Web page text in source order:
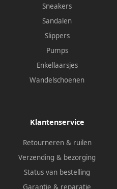
Sneakers
Sandalen
Slippers
Pumps
Enkellaarsjes
Wandelschoenen
Klantenservice
Retourneren & ruilen
Verzending & bezorging
Status van bestelling
Garantie & reparatie